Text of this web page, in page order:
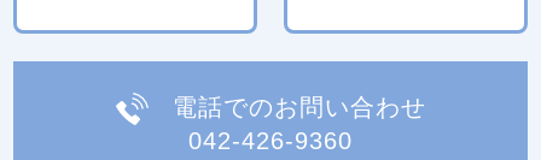
電話でのお問い合わせ
042-426-9360